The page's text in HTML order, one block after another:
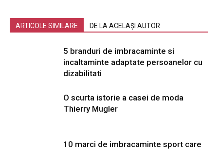
ARTICOLE SIMILARE DE LA ACELAȘI AUTOR
5 branduri de imbracaminte si
incaltaminte adaptate persoanelor cu
dizabilitati
O scurta istorie a casei de moda
Thierry Mugler
10 marci de imbracaminte sport care